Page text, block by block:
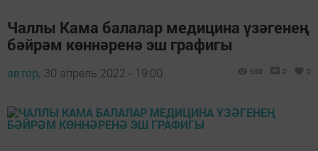
Чаллы Кама балалар медицина үзәгенең
бәйрәм көннәренә эш графигы
автор, 30 апрель 2022 - 19:00 988 0 0